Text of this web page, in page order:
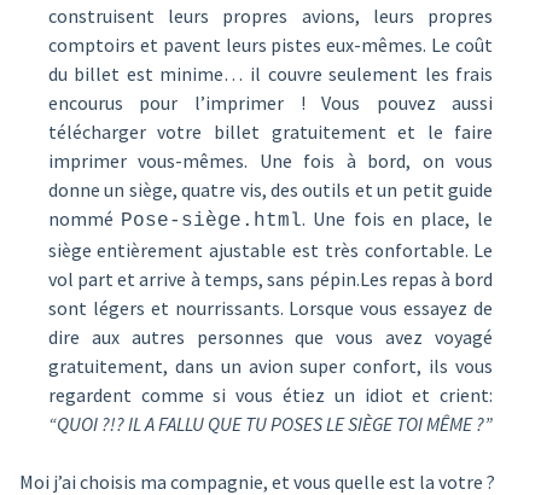
construisent leurs propres avions, leurs propres
comptoirs et pavent leurs pistes eux-mêmes. Le coût
du billet est minime… il couvre seulement les frais
encourus pour l’imprimer ! Vous pouvez aussi
télécharger votre billet gratuitement et le faire
imprimer vous-mêmes. Une fois à bord, on vous
donne un siège, quatre vis, des outils et un petit guide
nommé Pose-siège.html. Une fois en place, le
siège entièrement ajustable est très confortable. Le
vol part et arrive à temps, sans pépin.Les repas à bord
sont légers et nourrissants. Lorsque vous essayez de
dire aux autres personnes que vous avez voyagé
gratuitement, dans un avion super confort, ils vous
regardent comme si vous étiez un idiot et crient:
“QUOI ?!? IL A FALLU QUE TU POSES LE SIÈGE TOI MÊME ?”
Moi j’ai choisis ma compagnie, et vous quelle est la votre ?